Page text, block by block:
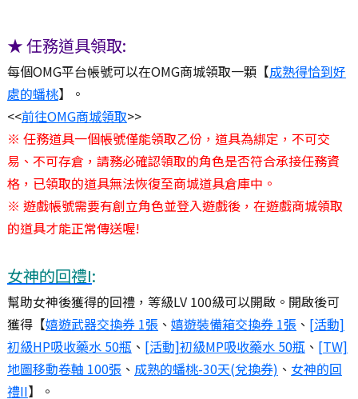
★ 任務道具領取:
每個OMG平台帳號可以在OMG商城領取一顆【成熟得恰到好
處的蟠桃】。
<<前往OMG商城領取>>
※ 任務道具一個帳號僅能領取乙份，道具為綁定，不可交
易、不可存倉，請務必確認領取的角色是否符合承接任務資
格，已領取的道具無法恢復至商城道具倉庫中。
※ 遊戲帳號需要有創立角色並登入遊戲後，在遊戲商城領取
的道具才能正常傳送喔!
女神的回禮I:
幫助女神後獲得的回禮，等級LV 100級可以開啟。開啟後可
獲得【嬉遊武器交換券 1張、 嬉遊裝備箱交換券 1張、 [活動]
初級HP吸收藥水 50瓶 、 [活動]初級MP吸收藥水 50瓶 、 [TW]
地圖移動卷軸 100張、 成熟的蟠桃-30天(兌換券) 、 女神的回
禮II】。